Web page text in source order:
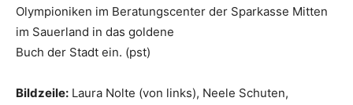
Olympioniken im Beratungscenter der Sparkasse Mitten
im Sauerland in das goldene
Buch der Stadt ein. (pst)
Bildzeile: Laura Nolte (von links), Neele Schuten,